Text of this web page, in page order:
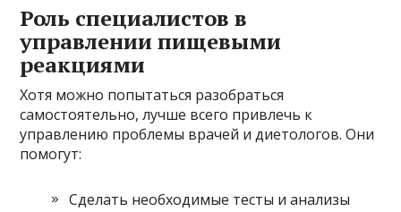
Роль специалистов в
управлении пищевыми
реакциями
Хотя можно попытаться разобраться
самостоятельно, лучше всего привлечь к
управлению проблемы врачей и диетологов. Они
помогут:
Сделать необходимые тесты и анализы